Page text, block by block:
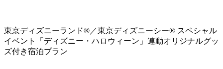
東京ディズニーランド®／東京ディズニーシー® スペシャル
イベント「ディズニー・ハロウィーン」連動オリジナルグッ
ズ付き宿泊プラン